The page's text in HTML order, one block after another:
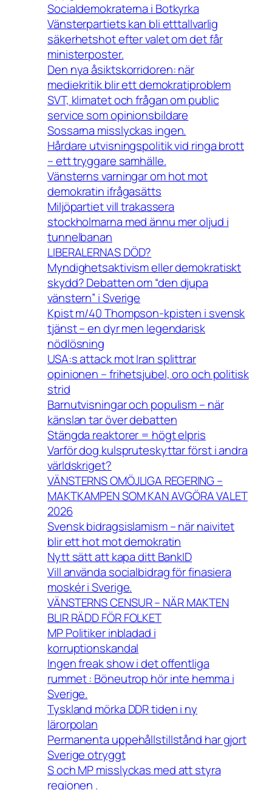
Socialdemokraterna i Botkyrka
Vänsterpartiets kan bli etttallvarlig
säkerhetshot efter valet om det får
ministerposter.
Den nya åsiktskorridoren: när
mediekritik blir ett demokratiproblem
SVT, klimatet och frågan om public
service som opinionsbildare
Sossarna misslyckas ingen.
Hårdare utvisningspolitik vid ringa brott
– ett tryggare samhälle.
Vänsterns varningar om hot mot
demokratin ifrågasätts
Miljöpartiet vill trakassera
stockholmarna med ännu mer oljud i
tunnelbanan
LIBERALERNAS DÖD?
Myndighetsaktivism eller demokratiskt
skydd? Debatten om “den djupa
vänstern” i Sverige
Kpist m/40 Thompson-kpisten i svensk
tjänst – en dyr men legendarisk
nödlösning
USA:s attack mot Iran splittrar
opinionen – frihetsjubel, oro och politisk
strid
Barnutvisningar och populism – när
känslan tar över debatten
Stängda reaktorer = högt elpris
Varför dog kulspruteskyttar först i andra
världskriget?
VÄNSTERNS OMÖJLIGA REGERING –
MAKTKAMPEN SOM KAN AVGÖRA VALET
2026
Svensk bidragsislamism – när naivitet
blir ett hot mot demokratin
Nytt sätt att kapa ditt BankID
Vill använda socialbidrag för finasiera
moskér i Sverige.
VÄNSTERNS CENSUR – NÄR MAKTEN
BLIR RÄDD FÖR FOLKET
MP Politiker inbladad i
korruptionskandal
Ingen freak show i det offentliga
rummet : Böneutrop hör inte hemma i
Sverige.
Tyskland mörka DDR tiden i ny
lärorpolan
Permanenta uppehållstillstånd har gjort
Sverige otryggt
S och MP misslyckas med att styra
regionen .